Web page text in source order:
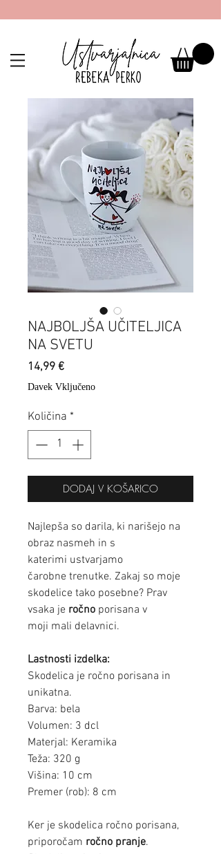
NAJBOLJŠA UČITELJICA
NA SVETU
14,99 €Price
Davek Vključeno
Količina *
DODAJ V KOŠARICO
Najlepša so darila, ki narišejo na
obraz nasmeh in s
katerimi ustvarjamo
čarobne trenutke. Zakaj so moje
skodelice tako posebne? Prav
vsaka je ročno porisana v
moji mali delavnici.
Lastnosti izdelka:
Skodelica je ročno porisana in
unikatna.
Barva: bela
Volumen: 3 dcl
Materjal: Keramika
Teža: 320 g
Višina: 10 cm
Premer (rob): 8 cm
Ker je skodelica ročno porisana,
priporočam ročno pranje.